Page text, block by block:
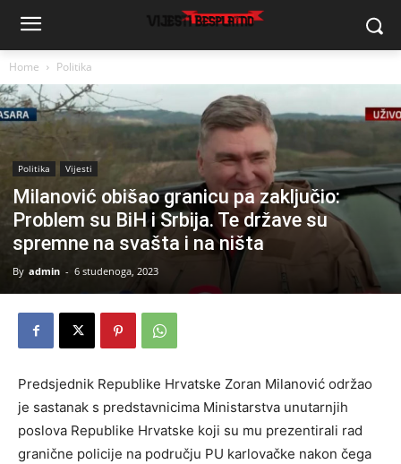
Home Politika
Politika Vijesti
Milanović obišao granicu pa zaključio:
Problem su BiH i Srbija. Te države su
spremne na svašta i na ništa
By admin - 6 studenoga, 2023
Predsjednik Republike Hrvatske Zoran Milanović održao
je sastanak s predstavnicima Ministarstva unutarnjih
poslova Republike Hrvatske koji su mu prezentirali rad
granične policije na području PU karlovačke nakon čega